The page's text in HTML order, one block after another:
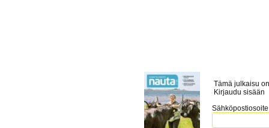
Tämä julkaisu
Kirjaudu sisään
Sähköpostiosoite